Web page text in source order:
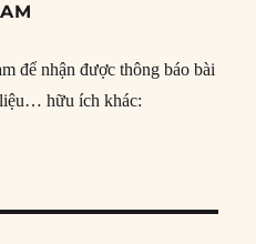
để nhận được thông báo bài
hữu ích khác: